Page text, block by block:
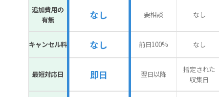
追加費用の
有無
なし 要相談 なし
キャンセル料 なし 前日100% なし
最短対応日 即日 翌日以降
指定された
収集日